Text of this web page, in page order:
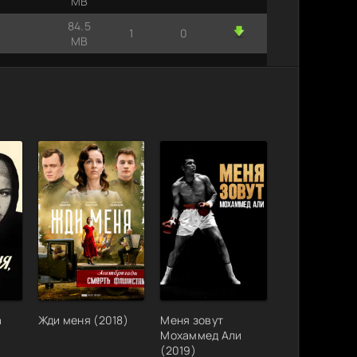
84.5
MB
1 0
Борис
1.54 MB 1 0
Жди меня (2018)
Меня зовут
Мохаммед Али
(2019)